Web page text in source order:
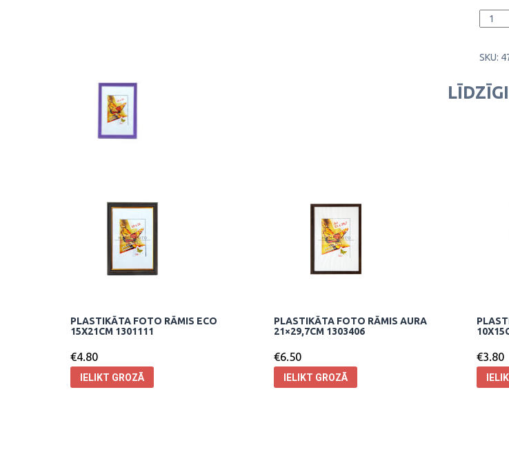
Foto
Aura
SKU:
PLASTIKĀTA FOTO RĀMIS ECO
15X21CM 1301111
€4.80
IELIKT GROZĀ
PLASTIKĀTA FOTO RĀMIS AURA
21×29,7CM 1303406
€6.50
IELIKT GROZĀ
€3.80